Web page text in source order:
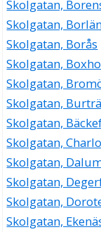
Skolgatan,
Skolgatan,
Skolgatan, Borås
Skolgatan,
Skolgatan,
Skolgatan,
Skolgatan,
Skolgatan,
Skolgatan,
Skolgatan,
Skolgatan,
Skolgatan,